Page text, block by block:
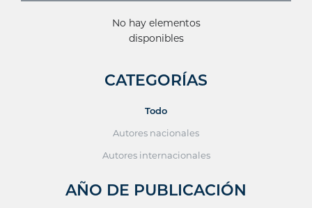
No hay elementos
disponibles
CATEGORÍAS
Todo
Autores nacionales
Autores internacionales
AÑO DE PUBLICACIÓN